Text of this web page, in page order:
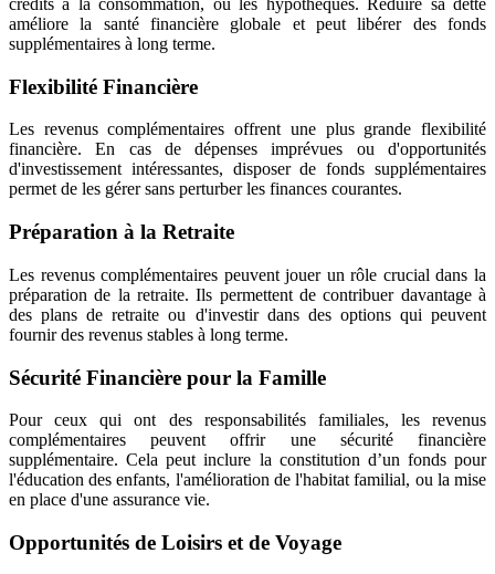
crédits à la consommation, ou les hypothèques. Réduire sa dette
améliore la santé financière globale et peut libérer des fonds
supplémentaires à long terme.
Flexibilité Financière
Les revenus complémentaires offrent une plus grande flexibilité
financière. En cas de dépenses imprévues ou d'opportunités
d'investissement intéressantes, disposer de fonds supplémentaires
permet de les gérer sans perturber les finances courantes.
Préparation à la Retraite
Les revenus complémentaires peuvent jouer un rôle crucial dans la
préparation de la retraite. Ils permettent de contribuer davantage à
des plans de retraite ou d'investir dans des options qui peuvent
fournir des revenus stables à long terme.
Sécurité Financière pour la Famille
Pour ceux qui ont des responsabilités familiales, les revenus
complémentaires peuvent offrir une sécurité financière
supplémentaire. Cela peut inclure la constitution d’un fonds pour
l'éducation des enfants, l'amélioration de l'habitat familial, ou la mise
en place d'une assurance vie.
Opportunités de Loisirs et de Voyage